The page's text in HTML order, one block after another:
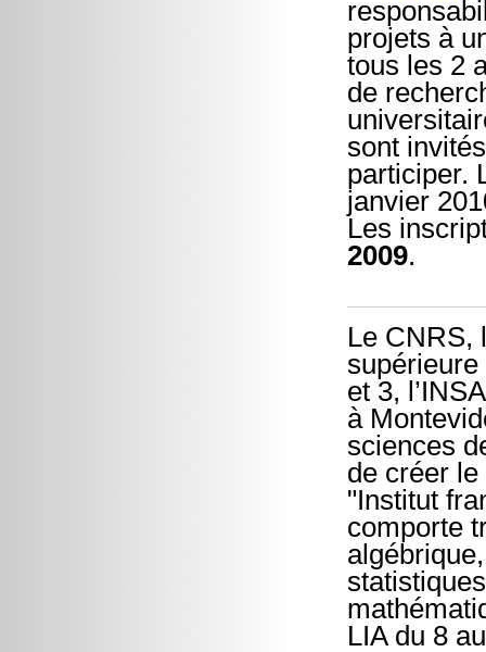
projets à
tous les 2
de
sont
participer.
janvier
Les
2009.
Le CNRS,
et 3,
à
sciences
de créer
"Institut
comporte
LIA du 8